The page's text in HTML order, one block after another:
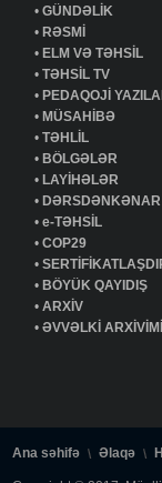
•GÜNDƏLİK
•RƏSMİ
•ELM VƏ TƏHSİL
•TƏHSİL TV
•PEDAQOJİ
•MÜSAHİBƏ
•TƏHLİL
•BÖLGƏLƏR
•LAYİHƏLƏR
•DƏRSDƏNKƏNAR
•e-TƏHSİL
•COP29
•
•BÖYÜK QAYIDIŞ
•ARXİV
•ƏVVƏLKİ
Ana səhifə Əlaqə